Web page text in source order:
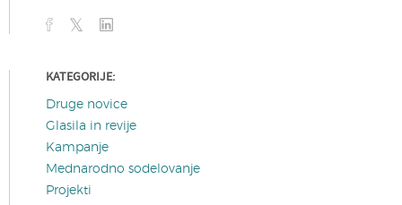
KATEGORIJE:
Druge novice
Glasila in revije
Kampanje
Mednarodno sodelovanje
Projekti